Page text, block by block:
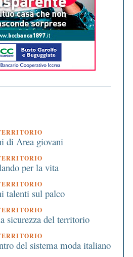
di Area giovani
per la vita
talenti sul palco
sicurezza del territorio
del sistema moda italiano